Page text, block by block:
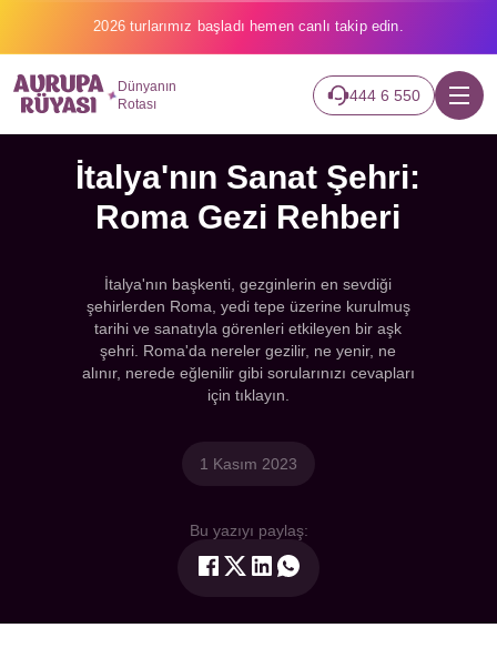
2026 turlarımız başladı hemen canlı takip edin.
Dünyanın
Rotası
444 6 550
İtalya'nın Sanat Şehri:
Roma Gezi Rehberi
İtalya'nın başkenti, gezginlerin en sevdiği
şehirlerden Roma, yedi tepe üzerine kurulmuş
tarihi ve sanatıyla görenleri etkileyen bir aşk
şehri. Roma'da nereler gezilir, ne yenir, ne
alınır, nerede eğlenilir gibi sorularınızı cevapları
için tıklayın.
1 Kasım 2023
Bu yazıyı paylaş: